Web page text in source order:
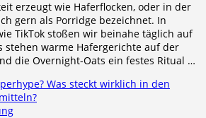
erzeugt wie Haferflocken, oder in der
gern als Porridge bezeichnet. In
TikTok stoßen wir beinahe täglich auf
stehen warme Hafergerichte auf der
die Overnight-Oats ein festes Ritual …